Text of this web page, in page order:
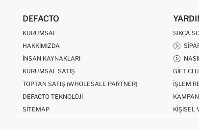
DEFACTO
KURUMSAL
HAKKIMIZDA
İNSAN KAYNAKLARI
KURUMSAL SATIŞ
TOPTAN SATIŞ (WHOLESALE PARTNER)
DEFACTO TEKNOLOJI
SITEMAP
SIKÇA
GIFT
İŞLEM
KIŞISEL